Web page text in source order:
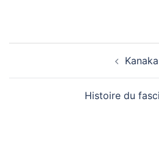
Kanaka
Histoire du